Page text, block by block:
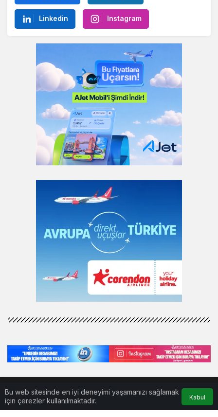
Linkedin Instagram
Bu web sitesinde en iyi deneyimi yaşamanızı sağlamak
için çerezler kullanılmaktadır.
Kabul
www.airportgundem.com © Telif Hakkı 2026, Tüm Hakları
Saklıdır